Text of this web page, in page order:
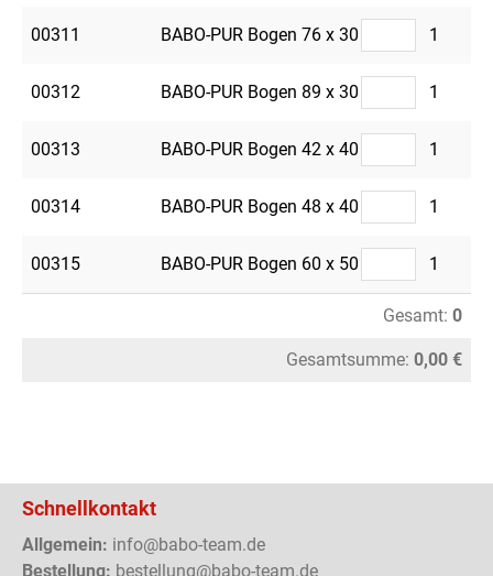
00311 BABO-PUR Bogen 76 x 30 1
00312 BABO-PUR Bogen 89 x 30 1
00313 BABO-PUR Bogen 42 x 40 1
00314 BABO-PUR Bogen 48 x 40 1
00315 BABO-PUR Bogen 60 x 50 1
Gesamt: 0
Gesamtsumme: 0,00 €
Schnellkontakt
Allgemein: info@babo-team.de
Bestellung: bestellung@babo-team.de